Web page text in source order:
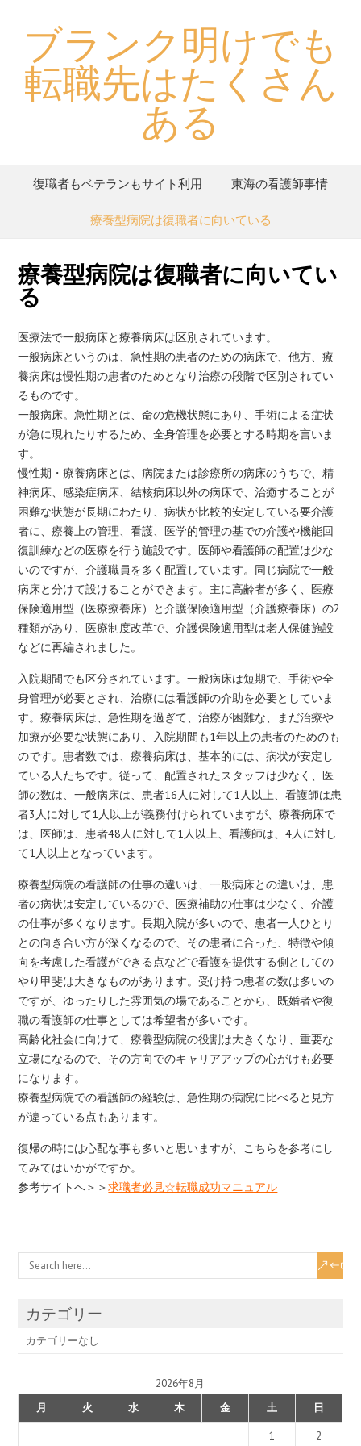
ブランク明けでも
転職先はたくさん
ある
復職者もベテランもサイト利用 東海の看護師事情
療養型病院は復職者に向いている
療養型病院は復職者に向いてい
る
医療法で一般病床と療養病床は区別されています。
一般病床というのは、急性期の患者のための病床で、他方、療
養病床は慢性期の患者のためとなり治療の段階で区別されてい
るものです。
一般病床。急性期とは、命の危機状態にあり、手術による症状
が急に現れたりするため、全身管理を必要とする時期を言いま
す。
慢性期・療養病床とは、病院または診療所の病床のうちで、精
神病床、感染症病床、結核病床以外の病床で、治癒することが
困難な状態が長期にわたり、病状が比較的安定している要介護
者に、療養上の管理、看護、医学的管理の基での介護や機能回
復訓練などの医療を行う施設です。医師や看護師の配置は少な
いのですが、介護職員を多く配置しています。同じ病院で一般
病床と分けて設けることができます。主に高齢者が多く、医療
保険適用型（医療療養床）と介護保険適用型（介護療養床）の2
種類があり、医療制度改革で、介護保険適用型は老人保健施設
などに再編されました。
入院期間でも区分されています。一般病床は短期で、手術や全
身管理が必要とされ、治療には看護師の介助を必要としていま
す。療養病床は、急性期を過ぎて、治療が困難な、まだ治療や
加療が必要な状態にあり、入院期間も1年以上の患者のためのも
のです。患者数では、療養病床は、基本的には、病状が安定し
ている人たちです。従って、配置されたスタッフは少なく、医
師の数は、一般病床は、患者16人に対して1人以上、看護師は患
者3人に対して1人以上が義務付けられていますが、療養病床で
は、医師は、患者48人に対して1人以上、看護師は、4人に対し
て1人以上となっています。
療養型病院の看護師の仕事の違いは、一般病床との違いは、患
者の病状は安定しているので、医療補助の仕事は少なく、介護
の仕事が多くなります。長期入院が多いので、患者一人ひとり
との向き合い方が深くなるので、その患者に合った、特徴や傾
向を考慮した看護ができる点などで看護を提供する側としての
やり甲斐は大きなものがあります。受け持つ患者の数は多いの
ですが、ゆったりした雰囲気の場であることから、既婚者や復
職の看護師の仕事としては希望者が多いです。
高齢化社会に向けて、療養型病院の役割は大きくなり、重要な
立場になるので、その方向でのキャリアアップの心がけも必要
になります。
療養型病院での看護師の経験は、急性期の病院に比べると見方
が違っている点もあります。
復帰の時には心配な事も多いと思いますが、こちらを参考にし
てみてはいかがですか。
参考サイトへ＞＞求職者必見☆転職成功マニュアル
カテゴリー
カテゴリーなし
2026年8月
月
火 水 木 金 土 日
1 2